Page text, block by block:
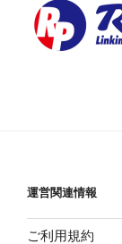
運営関連情報
ご利用規約